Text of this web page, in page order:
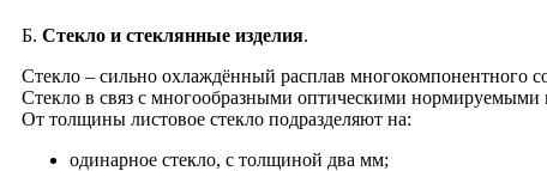
Б. Стекло и стеклянные изделия.
Cтекло – сильно охлаждённый расплав многокомпонентного
Стекло в связ с многообразными оптическими
От толщины листовое стекло подразделяют на:
одинарное стекло, с толщиной два мм;